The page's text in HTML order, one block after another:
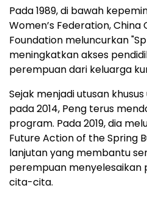
Pada 1989, di bawah
Women’s Federation, China
Foundation meluncurkan
meningkatkan akses
perempuan dari keluarga
Sejak menjadi utusan
pada 2014, Peng terus
program. Pada 2019, dia
Future Action of the Spring
lanjutan yang membantu
perempuan menyelesaikan
cita-cita.